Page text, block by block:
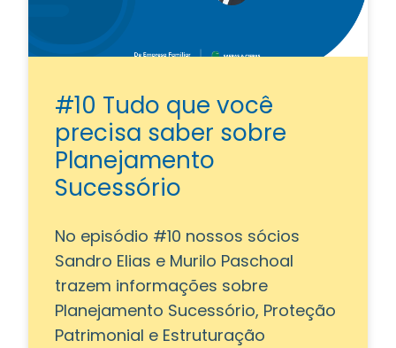
#10 Tudo que você
precisa saber sobre
Planejamento
Sucessório
No episódio #10 nossos sócios
Sandro Elias e Murilo Paschoal
trazem informações sobre
Planejamento Sucessório, Proteção
Patrimonial e Estruturação